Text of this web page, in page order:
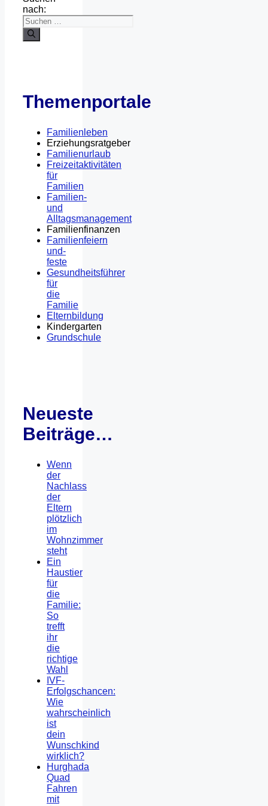
nach:
Themenportale
Familienleben
Erziehungsratgeber
Familienurlaub
Freizeitaktivitäten
für
Familien
Familien-
und
Alltagsmanagement
Familienfinanzen
Familienfeiern
und-
feste
Gesundheitsführer
für
die
Familie
Elternbildung
Kindergarten
Grundschule
Neueste
Beiträge…
Wenn
der
Nachlass
der
Eltern
plötzlich
im
Wohnzimmer
steht
Ein
Haustier
für
die
Familie:
So
trefft
ihr
die
richtige
Wahl
IVF-
Erfolgschancen:
Wie
wahrscheinlich
ist
dein
Wunschkind
wirklich?
Hurghada
Quad
Fahren
mit